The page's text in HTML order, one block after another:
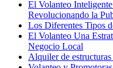
El Volanteo
Revolucionando la
Los Diferentes Tipos
El Volanteo Una
Negocio Local
Alquiler de